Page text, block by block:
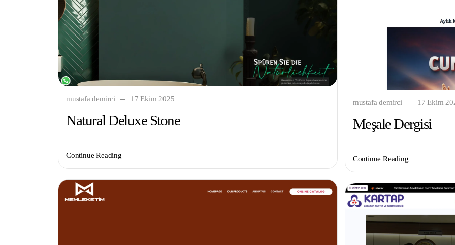
mustafa demirci 17 Ekim 2025
Natural Deluxe Stone
Continue Reading
mustafa demirci 17 Ekim
Meşale Dergisi
Continue Reading